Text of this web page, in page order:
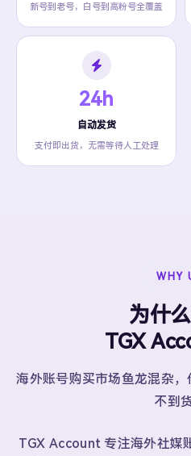
新号到老号，白号到高粉号全覆盖
24h
自动发货
支付即出货，无需等待人工处理
WHY
为什
TGX
海外账号购买市场鱼龙混杂
不到货
TGX Account 专注海外社媒